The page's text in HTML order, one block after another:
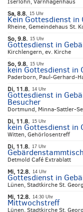
Iserlohn, Varnhagenhaus
Sa, 8.8. 15 Uhr
Kein Gottesdienst in
Rheine, Gemeindehaus St.
So, 9.8. 15 Uhr
Gottesdienst in
Kirchlengern, ev. Kirche
So, 9.8. 15 Uhr
kein Gottesdienst in
Paderborn, Paul-Gerhard-
Di, 11.8. 14 Uhr
Gottesdienst in
Besucher
Dortmund, Minna-Sattler-
Di, 11.8. 15 Uhr
kein Gottesdienst in
Witten, Gehörlosentreff
Di, 11.8. 17 Uhr
Detmold Café Extrablatt
Mi, 12.8. 14 Uhr
Gottesdienst in
Lünen, Stadtkirche St.
Mi, 12.8. 14:30 Uhr
Mittwochstreff
Lünen, Stadtkirche St.